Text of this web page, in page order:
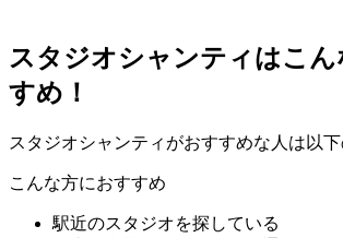
スタジオシャンティはこ
すめ！
スタジオシャンティがおすすめな人は以下
こんな方におすすめ
駅近のスタジオを探している